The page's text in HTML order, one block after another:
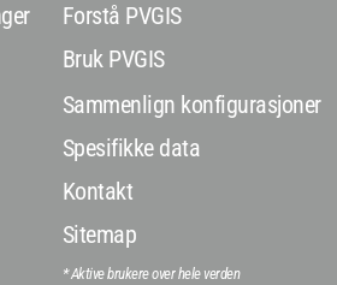
Forstå PVGIS
Bruk PVGIS
Sammenlign konfigurasjoner
Spesifikke data
Kontakt
Sitemap
* Aktive brukere over hele verden